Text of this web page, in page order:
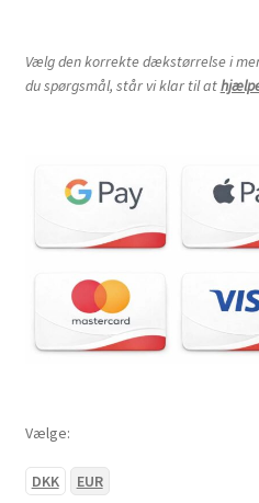
Vælg den korrekte dækstørrelse i
du spørgsmål, står vi klar til at
Vælge:
DKK EUR